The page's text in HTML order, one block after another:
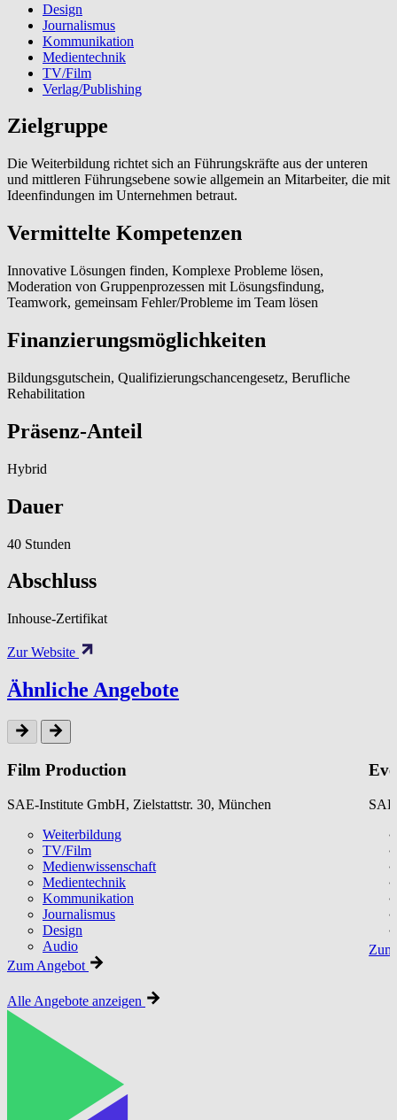
Design
Journalismus
Kommunikation
Medientechnik
TV/Film
Verlag/Publishing
Zielgruppe
Die Weiterbildung richtet sich an Führungskräfte aus der unteren
und mittleren Führungsebene sowie allgemein an Mitarbeiter, die mit
Ideenfindungen im Unternehmen betraut.
Vermittelte Kompetenzen
Innovative Lösungen finden, Komplexe Probleme lösen,
Moderation von Gruppenprozessen mit Lösungsfindung,
Teamwork, gemeinsam Fehler/Probleme im Team lösen
Finanzierungsmöglichkeiten
Bildungsgutschein, Qualifizierungschancengesetz, Berufliche
Rehabilitation
Präsenz-Anteil
Hybrid
Dauer
40 Stunden
Abschluss
Inhouse-Zertifikat
Zur Website
Ähnliche Angebote
Film Production
SAE-Institute GmbH, Zielstattstr. 30, München
Weiterbildung
TV/Film
Medienwissenschaft
Medientechnik
Kommunikation
Journalismus
Design
Audio
Zum Angebot
Alle Angebote anzeigen